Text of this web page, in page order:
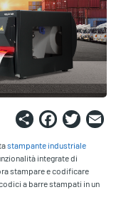
Share
stampante industriale
integrate di
stampare e codificare
a barre stampati in un